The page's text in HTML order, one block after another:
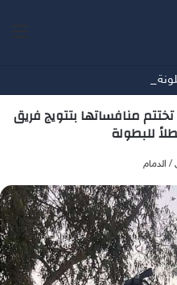
وريال مدريد
بطولة مجموعة التميمي 2026 تختتم منافساتها بتتويج فريق
/ الدمام